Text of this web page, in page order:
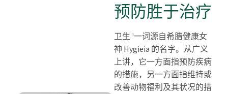
预防胜于治疗
卫生 '一词源自希腊健康女
神 Hygieia 的名字。从广义
上讲，它一方面指预防疾病
的措施，另一方面指维持或
改善动物福利及其状况的措